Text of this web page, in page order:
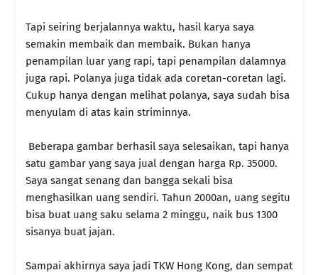
Tapi seiring berjalannya waktu, hasil karya saya
semakin membaik dan membaik. Bukan hanya
penampilan luar yang rapi, tapi penampilan dalamnya
juga rapi. Polanya juga tidak ada coretan-coretan lagi.
Cukup hanya dengan melihat polanya, saya sudah bisa
menyulam di atas kain striminnya.
Beberapa gambar berhasil saya selesaikan, tapi hanya
satu gambar yang saya jual dengan harga Rp. 35000.
Saya sangat senang dan bangga sekali bisa
menghasilkan uang sendiri. Tahun 2000an, uang segitu
bisa buat uang saku selama 2 minggu, naik bus 1300
sisanya buat jajan.
Sampai akhirnya saya jadi TKW Hong Kong, dan sempat